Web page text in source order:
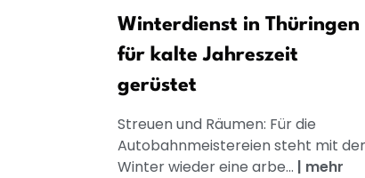
Winterdienst in Thüringen
für kalte Jahreszeit
gerüstet
Streuen und Räumen: Für die
Autobahnmeistereien steht mit
Winter wieder eine arbe... | mehr